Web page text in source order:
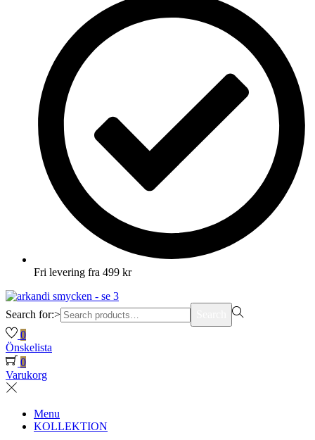
Fri levering fra 499 kr
Search for:>
0
Önskelista
0
Varukorg
Menu
KOLLEKTION